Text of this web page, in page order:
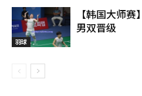
羽球
【韩国大师
男双晋级